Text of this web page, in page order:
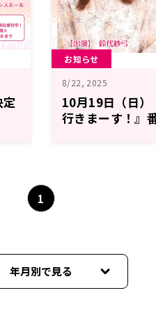
定
お知らせ
8/22, 2025
10月19日（日）
行きまーす！』
1
年月別で見る